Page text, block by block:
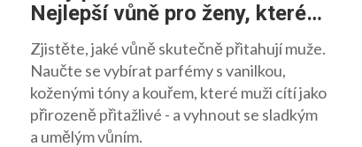
Nejlepší vůně pro ženy, které
muži opravdu mají rádi
Zjistěte, jaké vůně skutečně přitahují muže.
Naučte se vybírat parfémy s vanilkou,
koženými tóny a kouřem, které muži cítí jako
přirozeně přitažlivé - a vyhnout se sladkým
a umělým vůním.